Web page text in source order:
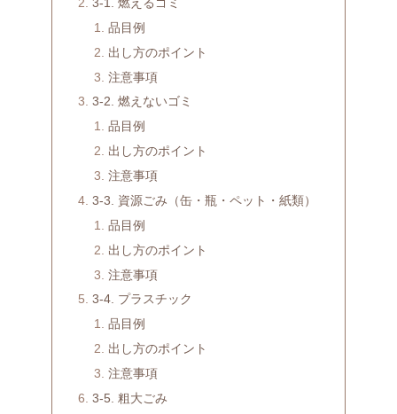
品目例
出し方のポイント
注意事項
3-2. 燃えないゴミ
品目例
出し方のポイント
注意事項
3-3. 資源ごみ（缶・瓶・ペット・紙類）
品目例
出し方のポイント
注意事項
3-4. プラスチック
品目例
出し方のポイント
注意事項
3-5. 粗大ごみ